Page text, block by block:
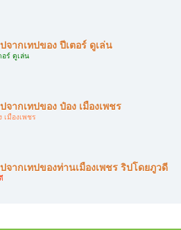
จากเทปของ ปีเตอร์ ดูเล่น
อร์ ดูเล่น
จากเทปของ ป๋อง เมืองเพชร
เมืองเพชร
จากเทปของท่านเมืองเพชร ริปโดยภูวดี